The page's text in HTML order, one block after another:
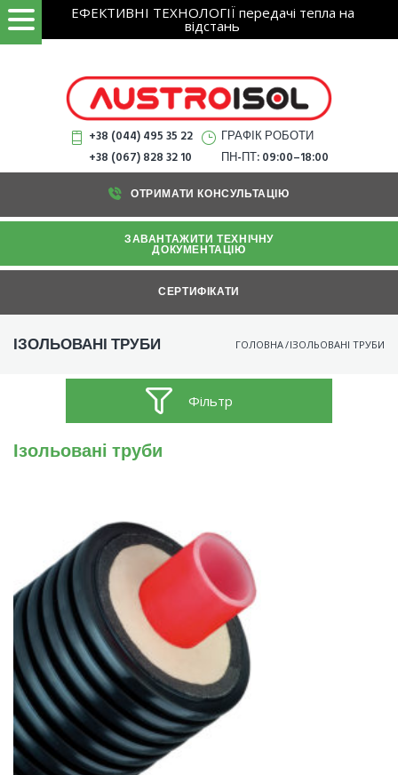
Skip
to
ЕФЕКТИВНІ ТЕХНОЛОГІЇ передачі тепла на
відстань
ЗНАЙТИ
+38 (044) 495 35 22
+38 (067) 828 32 10
ГРАФІК РОБОТИ
ПН-ПТ: 09:00–18:00
ОТРИМАТИ КОНСУЛЬТАЦІЮ
ЗАВАНТАЖИТИ ТЕХНІЧНУ
ДОКУМЕНТАЦІЮ
СЕРТИФІКАТИ
ІЗОЛЬОВАНІ ТРУБИ ГОЛОВНА/ІЗОЛЬОВАНІ ТРУБИ
Фільтр
Ізольовані труби